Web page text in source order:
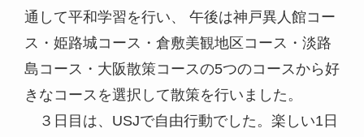
通して平和学習を行い、 午後は神戸異人館コー
ス・姫路城コース・倉敷美観地区コース・淡路
島コース・大阪散策コースの5つのコースから好
きなコースを選択して散策を行いました。
３日目は、USJで自由行動でした。楽しい1日